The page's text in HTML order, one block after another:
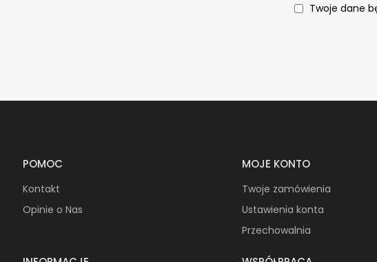
Twoje dane
POMOC
Kontakt
Opinie o Nas
MOJE KONTO
Twoje zamówienia
Ustawienia konta
Przechowalnia